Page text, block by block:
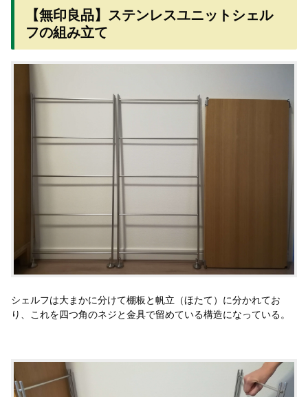
【無印良品】ステンレスユニットシェル
フの組み立て
シェルフは大まかに分けて棚板と帆立（ほたて）に分かれてお
り、これを四つ角のネジと金具で留めている構造になっている。